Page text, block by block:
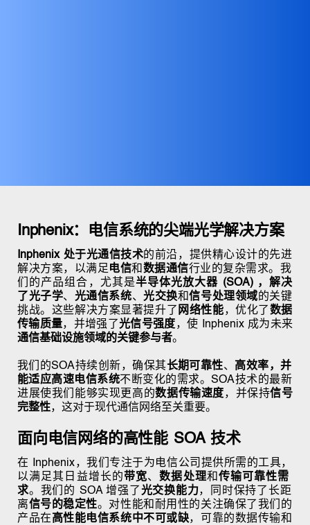
Inphenix：电信系统的尖端光学解决方案
Inphenix 处于光通信技术的前沿，提供精心设计的先进
解决方案，以满足电信和数据通信行业的复杂需求。我
们的产品组合，尤其是半导体光放大器 (SOA) ，解决
了 光子学、 光通信系统、光交换和信号处理领域的关键
挑战。这些解决方案显著提升了 网络性能，优化了 数据
传输质量，并增强了光信号强度，使 Inphenix 成为未来
通信基础设施领域的关键参与者。
我们的SOA持续创新，确保其长期可靠性、 高效率，并
能适应高速电信系统不断变化的需求。SOA技术的最新
进展使我们能够实现更高的数据传输速度，并保持信号
完整性，这对于现代通信网络至关重要。
面向电信网络的高性能 SOA 技术
在 Inphenix，我们专注于为电信公司提供所需的工具，
以满足其日益增长的带宽、数据处理和传输可靠性需
求。我们的 SOA 增强了 光交换能力，同时保持了长距
离信号的稳定性。对性能和耐用性的关注确保了我们的
产品在高性能电信系统中不可或缺，可靠的数据传输和